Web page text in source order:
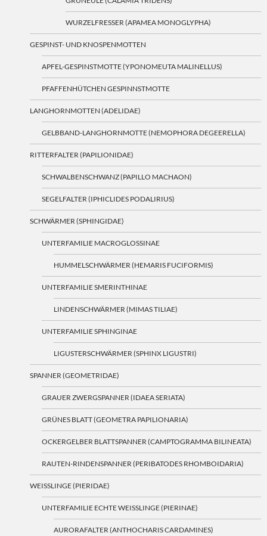
WURZELFRESSER (APAMEA MONOGLYPHA)
GESPINST- UND KNOSPENMOTTEN
APFEL-GESPINSTMOTTE (YPONOMEUTA MALINELLUS)
PFAFFENHÜTCHEN GESPINNSTMOTTE
LANGHORNMOTTEN (ADELIDAE)
GELBBAND-LANGHORNMOTTE (NEMOPHORA DEGEERELLA)
RITTERFALTER (PAPILIONIDAE)
SCHWALBENSCHWANZ (PAPILLO MACHAON)
SEGELFALTER (IPHICLIDES PODALIRIUS)
SCHWÄRMER (SPHINGIDAE)
UNTERFAMILIE MACROGLOSSINAE
HUMMELSCHWÄRMER (HEMARIS FUCIFORMIS)
UNTERFAMILIE SMERINTHINAE
LINDENSCHWÄRMER (MIMAS TILIAE)
UNTERFAMILIE SPHINGINAE
LIGUSTERSCHWÄRMER (SPHINX LIGUSTRI)
SPANNER (GEOMETRIDAE)
GRAUER ZWERGSPANNER (IDAEA SERIATA)
GRÜNES BLATT (GEOMETRA PAPILIONARIA)
OCKERGELBER BLATTSPANNER (CAMPTOGRAMMA BILINEATA)
RAUTEN-RINDENSPANNER (PERIBATODES RHOMBOIDARIA)
WEISSLINGE (PIERIDAE)
UNTERFAMILIE ECHTE WEISSLINGE (PIERINAE)
AURORAFALTER (ANTHOCHARIS CARDAMINES)